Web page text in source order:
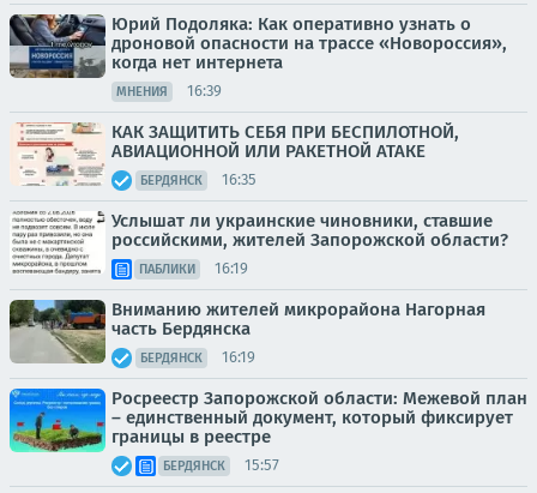
Юрий Подоляка: Как оперативно узнать о
дроновой опасности на трассе «Новороссия»,
когда нет интернета
МНЕНИЯ 16:39
КАК ЗАЩИТИТЬ СЕБЯ ПРИ БЕСПИЛОТНОЙ,
АВИАЦИОННОЙ ИЛИ РАКЕТНОЙ АТАКЕ
БЕРДЯНСК 16:35
Услышат ли украинские чиновники, ставшие
российскими, жителей Запорожской области?
ПАБЛИКИ 16:19
Вниманию жителей микрорайона Нагорная
часть Бердянска
БЕРДЯНСК 16:19
Росреестр Запорожской области: Межевой план
– единственный документ, который фиксирует
границы в реестре
БЕРДЯНСК 15:57